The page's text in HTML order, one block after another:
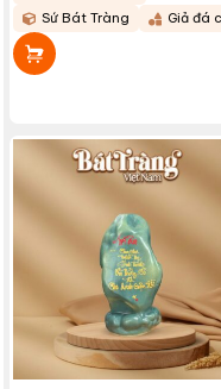
Sứ Bát Tràng
Giả đá